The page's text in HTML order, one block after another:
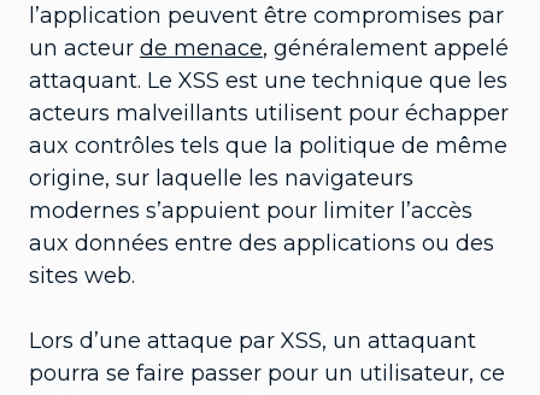
l’application peuvent être compromises par
un acteur de menace, généralement appelé
attaquant. Le XSS est une technique que les
acteurs malveillants utilisent pour échapper
aux contrôles tels que la politique de même
origine, sur laquelle les navigateurs
modernes s’appuient pour limiter l’accès
aux données entre des applications ou des
sites web.
Lors d’une attaque par XSS, un attaquant
pourra se faire passer pour un utilisateur, ce